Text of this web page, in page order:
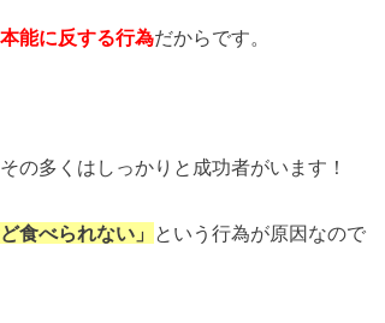
本能に反する行為だからです。
の多くはしっかりと成功者がいます！
食べられない」
という行為が原因なので